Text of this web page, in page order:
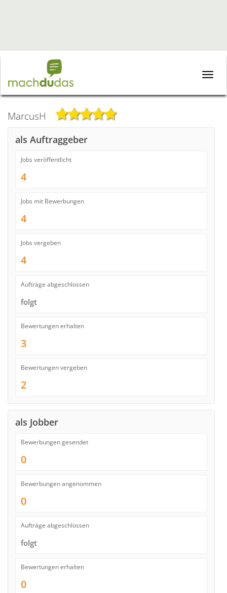
Toggle
MarcusH
als Auftraggeber
Jobs veröffentlicht
4
Jobs mit Bewerbungen
4
Jobs vergeben
4
Aufträge abgeschlossen
folgt
Bewertungen erhalten
3
Bewertungen vergeben
2
als Jobber
Bewerbungen gesendet
0
Bewerbungen angenommen
0
Aufträge abgeschlossen
folgt
Bewertungen erhalten
0